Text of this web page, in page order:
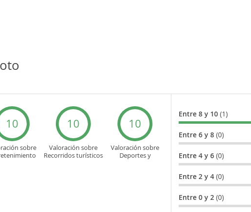
10
sobre
10
Valoración sobre
Recorridos turísticos
10
Valoración sobre
Deportes y
Entre 8 y 10 (1)
Entre 6 y 8 (0)
Entre 4 y 6 (0)
Entre 2 y 4 (0)
Entre 0 y 2 (0)